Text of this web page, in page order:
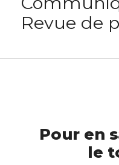
Revue de
Pour en
le